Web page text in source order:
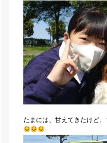
たまには、甘えてきたけど